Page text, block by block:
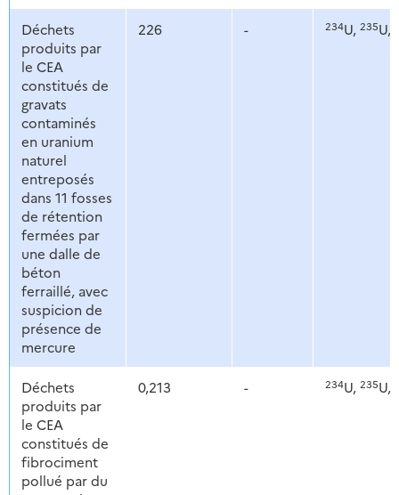
Déchets
produits par
le CEA
constitués de
gravats
contaminés
en uranium
naturel
entreposés
dans 11 fosses
de rétention
fermées par
une dalle de
béton
ferraillé, avec
suspicion de
présence de
mercure
226 - 234U, 235U,
Déchets
produits par
le CEA
constitués de
fibrociment
pollué par du
0,213 - 234U, 235U,